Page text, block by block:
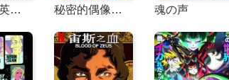
ガリアの英雄たち：ボスをめぐる戦い 秘密的偶像公主 第二季 ひみつのアイプリ リング編 魂の声